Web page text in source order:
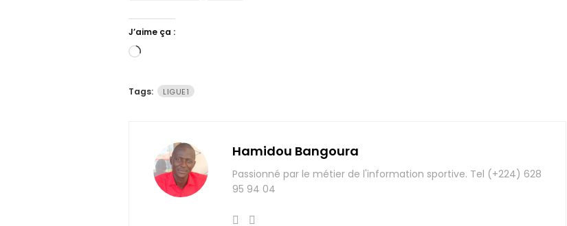
J’aime ça :
Chargement…
Tags: LIGUE1
Hamidou Bangoura
Passionné par le métier de l'information sportive. Tel (+224) 628
95 94 04